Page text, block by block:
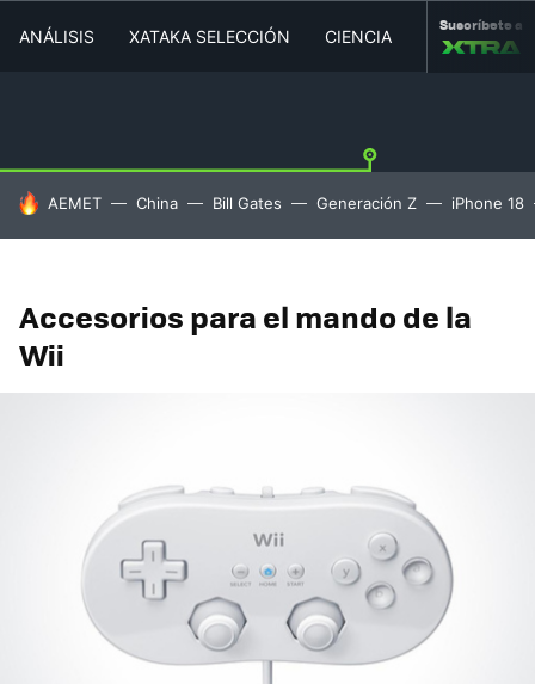
ANÁLISIS XATAKA SELECCIÓN CIENCIA MOVILIDAD
Suscríbete a
HOY SE HABLA DE
AEMET China Bill Gates Generación Z iPhone 18
Accesorios para el mando de la
Wii